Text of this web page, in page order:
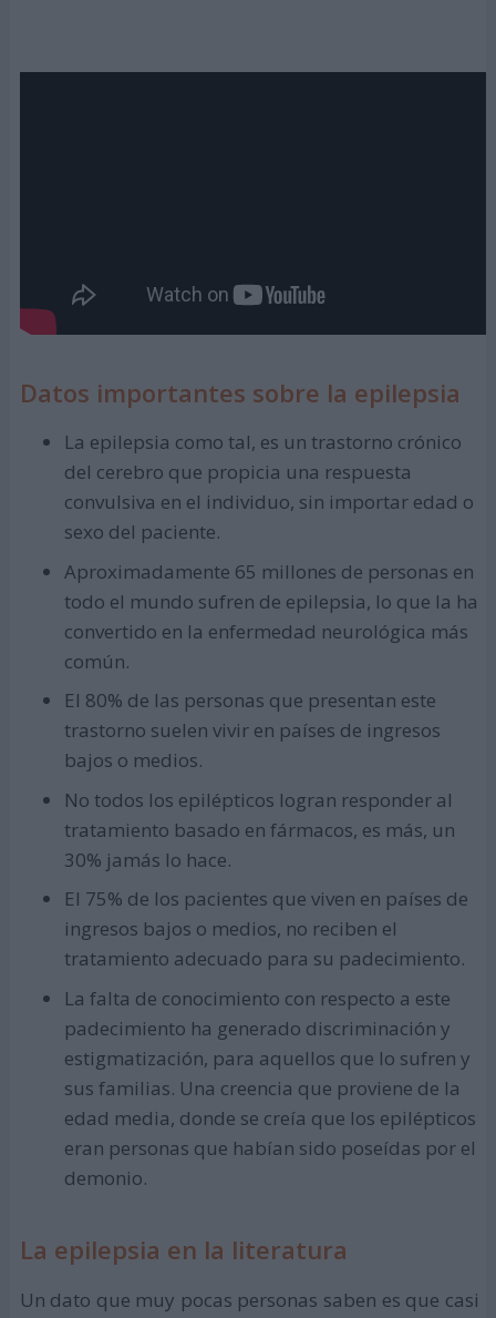
Datos importantes sobre la epilepsia
La epilepsia como tal, es un trastorno crónico
del cerebro que propicia una respuesta
convulsiva en el individuo, sin importar edad o
sexo del paciente.
Aproximadamente 65 millones de personas en
todo el mundo sufren de epilepsia, lo que la ha
convertido en la enfermedad neurológica más
común.
El 80% de las personas que presentan este
trastorno suelen vivir en países de ingresos
bajos o medios.
No todos los epilépticos logran responder al
tratamiento basado en fármacos, es más, un
30% jamás lo hace.
El 75% de los pacientes que viven en países de
ingresos bajos o medios, no reciben el
tratamiento adecuado para su padecimiento.
La falta de conocimiento con respecto a este
padecimiento ha generado discriminación y
estigmatización, para aquellos que lo sufren y
sus familias. Una creencia que proviene de la
edad media, donde se creía que los epilépticos
eran personas que habían sido poseídas por el
demonio.
La epilepsia en la literatura
Un dato que muy pocas personas saben es que casi